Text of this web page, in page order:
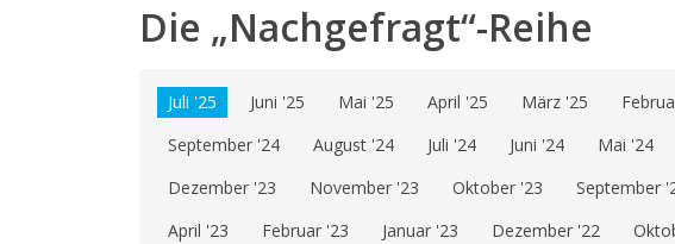
Die „Nachgefragt“-Reihe
Juli '25 Juni '25 Mai '25 April '25 März '25
September '24
August '24 Juli '24 Juni '24 Mai '24
Dezember '23
November '23 Oktober '23 September
April '23
Februar '23 Januar '23 Dezember '22